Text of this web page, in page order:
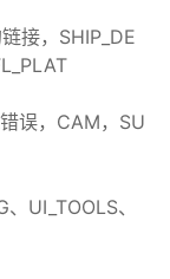
接，SHIP_DE
误，CAM，SU
UI_TOOLS、